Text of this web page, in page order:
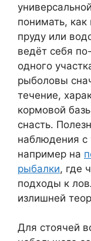
понимать,
пруду или
ведёт себя
одного
рыболовы
течение,
кормовой
снасть.
наблюдения с
например на
рыбалки, где
подходы к
излишней
Для стоячей